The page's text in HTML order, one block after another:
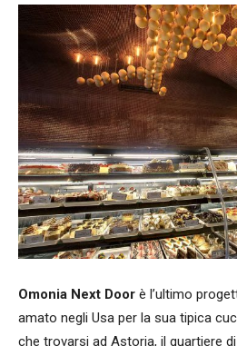
Omonia Next Door è l’ultimo
amato negli Usa per la sua tipica
che trovarsi ad Astoria, il quartiere